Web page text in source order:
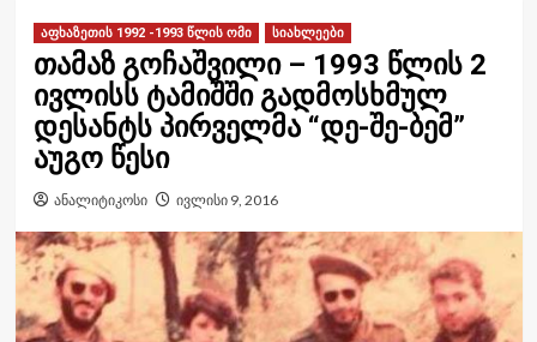
აფხაზეთის 1992 -1993 წლის ომი სიახლეები
თამაზ გოჩაშვილი – 1993 წლის 2
ივლისს ტამიშში გადმოსხმულ
დესანტს პირველმა “დე-შე-ბემ”
აუგო წესი
ანალიტიკოსი ივლისი 9, 2016